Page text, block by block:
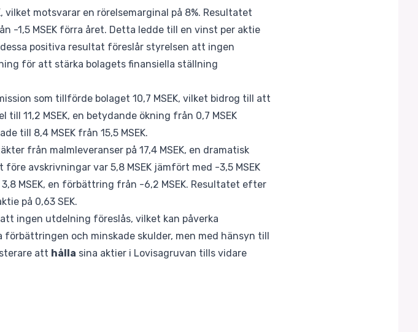
motsvarar en rörelsemarginal på 8%. Resultatet
-1,5 MSEK förra året. Detta ledde till en vinst per aktie
positiva resultat föreslår styrelsen att ingen
för att stärka bolagets finansiella ställning
som tillförde bolaget 10,7 MSEK, vilket bidrog till att
11,2 MSEK, en betydande ökning från 0,7 MSEK
till 8,4 MSEK från 15,5 MSEK.
från malmleveranser på 17,4 MSEK, en dramatisk
avskrivningar var 5,8 MSEK jämfört med -3,5 MSEK
MSEK, en förbättring från -6,2 MSEK. Resultatet efter
på 0,63 SEK.
ingen utdelning föreslås, vilket kan påverka
och minskade skulder, men med hänsyn till
att hålla sina aktier i Lovisagruvan tills vidare